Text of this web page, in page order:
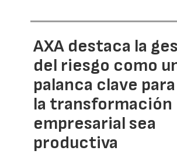
AXA destaca la
del riesgo como
palanca clave
la transformación
empresarial sea
productiva